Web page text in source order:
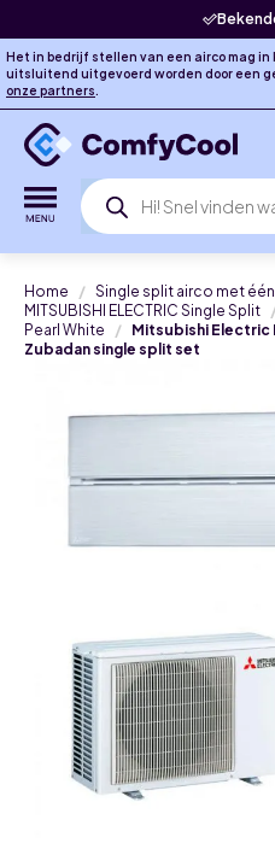
Het in bedrijf stellen van een airco mag
uitsluitend uitgevoerd worden door een
onze partners.
Producten
zoeken
Home
Single split airco met
MITSUBISHI ELECTRIC Single Split
Pearl White
Mitsubishi Electric
Zubadan single split set